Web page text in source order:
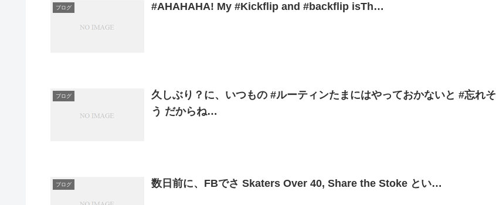
ブログ #AHAHAHA! My #Kickflip and #backflip isTh…
ブログ
久しぶり？に、いつもの #ルーティンたまにはやっておかないと #忘れそ
う だからね…
ブログ 数日前に、FBでさ Skaters Over 40, Share the Stoke とい…